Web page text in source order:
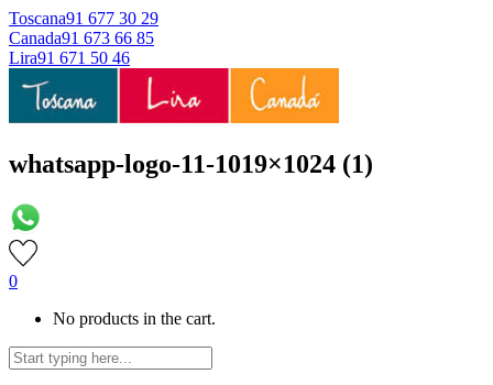
Toscana91 677 30 29
Canada91 673 66 85
Lira91 671 50 46
whatsapp-logo-11-1019×1024 (1)
0
No products in the cart.